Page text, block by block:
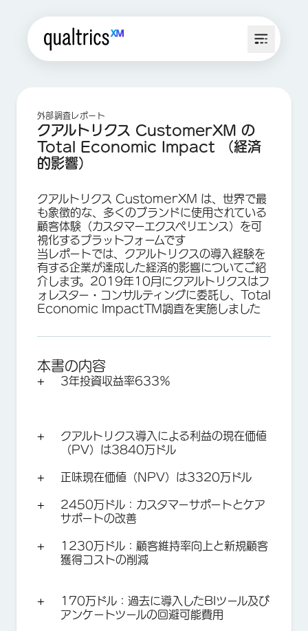
外部調査レポート
クアルトリクス CustomerXM の
Total Economic Impact （経済
的影響）
クアルトリクス CustomerXM は、世界で最
も象徴的な、多くのブランドに使用されている
顧客体験（カスタマーエクスペリエンス）を可
視化するプラットフォームです
当レポートでは、クアルトリクスの導入経験を
有する企業が達成した経済的影響についてご紹
介します。2019年10月にクアルトリクスはフ
ォレスター・コンサルティングに委託し、Total
Economic ImpactTM調査を実施しました
本書の内容
3年投資収益率633％
クアルトリクス導入による利益の現在価値
（PV）は3840万ドル
正味現在価値（NPV）は3320万ドル
2450万ドル：カスタマーサポートとケア
サポートの改善
1230万ドル：顧客維持率向上と新規顧客
獲得コストの削減
170万ドル：過去に導入したBIツール及び
アンケートツールの回避可能費用